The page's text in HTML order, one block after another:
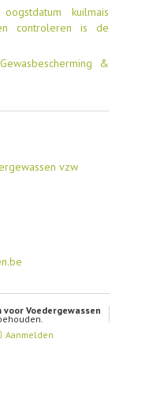
kuilmais
controleren is de
&
vzw
Voedergewassen
Aanmelden